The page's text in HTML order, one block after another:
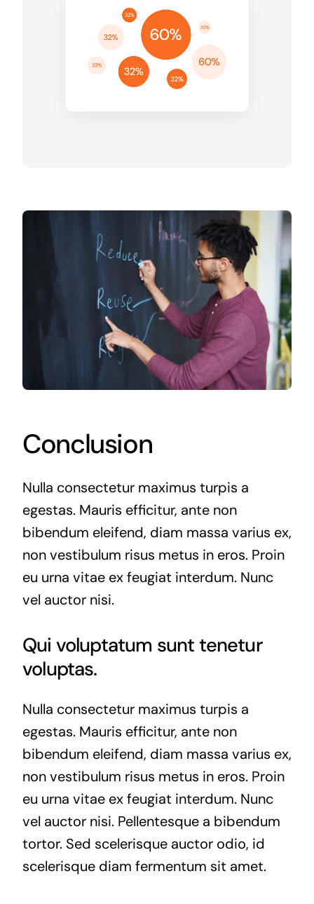
Conclusion
Nulla consectetur maximus turpis a
egestas. Mauris efficitur, ante non
bibendum eleifend, diam massa varius ex,
non vestibulum risus metus in eros. Proin
eu urna vitae ex feugiat interdum. Nunc
vel auctor nisi.
Qui voluptatum sunt tenetur
voluptas.
Nulla consectetur maximus turpis a
egestas. Mauris efficitur, ante non
bibendum eleifend, diam massa varius ex,
non vestibulum risus metus in eros. Proin
eu urna vitae ex feugiat interdum. Nunc
vel auctor nisi. Pellentesque a bibendum
tortor. Sed scelerisque auctor odio, id
scelerisque diam fermentum sit amet.